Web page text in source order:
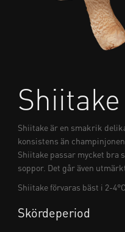
Shiitake
Shiitake är en smakrik
konsistens än champinjonen.
Shiitake passar mycket bra
soppor. Det går även
Shiitake förvaras bäst i 2-4°C.
Skördeperiod